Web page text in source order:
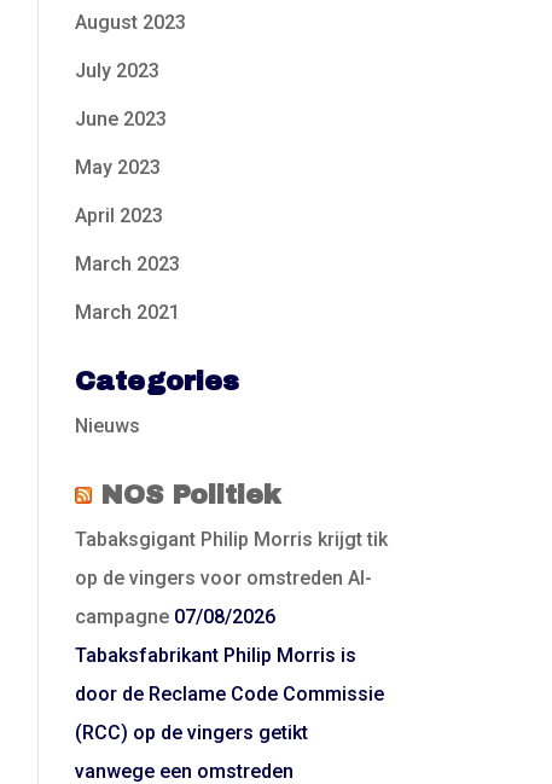
August 2023
July 2023
June 2023
May 2023
April 2023
March 2023
March 2021
Categories
Nieuws
NOS Politiek
Tabaksgigant Philip Morris krijgt tik
op de vingers voor omstreden AI-
campagne 07/08/2026
Tabaksfabrikant Philip Morris is
door de Reclame Code Commissie
(RCC) op de vingers getikt
vanwege een omstreden